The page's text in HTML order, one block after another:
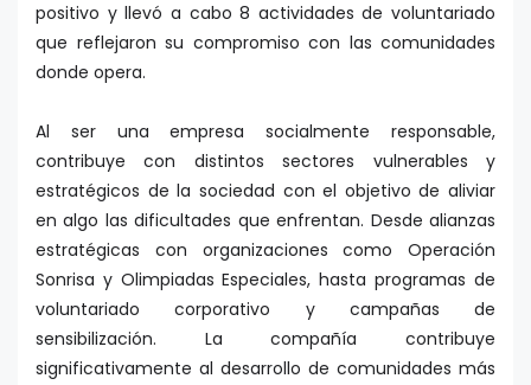
positivo y llevó a cabo 8 actividades de voluntariado
que reflejaron su compromiso con las comunidades
donde opera.
Al ser una empresa socialmente responsable,
contribuye con distintos sectores vulnerables y
estratégicos de la sociedad con el objetivo de aliviar
en algo las dificultades que enfrentan. Desde alianzas
estratégicas con organizaciones como Operación
Sonrisa y Olimpiadas Especiales, hasta programas de
voluntariado corporativo y campañas de
sensibilización. La compañía contribuye
significativamente al desarrollo de comunidades más